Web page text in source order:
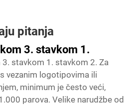
pitanja
3. stavkom 1.
stavkom 1. stavkom 2. Za
vezanim logotipovima ili
minimum je često veći,
parova. Velike narudžbe od